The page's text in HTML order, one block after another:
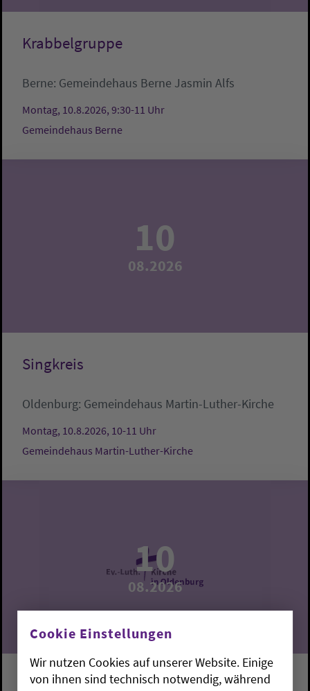
Krabbelgruppe
Berne: Gemeindehaus Berne Jasmin Alfs
Montag, 10.8.2026, 9:30-11 Uhr
Gemeindehaus Berne
10
08.2026
Singkreis
Oldenburg: Gemeindehaus Martin-Luther-Kirche
Montag, 10.8.2026, 10-11 Uhr
Gemeindehaus Martin-Luther-Kirche
10
08.2026
Krabbelgruppe
Cookie Einstellungen
Wir nutzen Cookies auf unserer Website. Einige
von ihnen sind technisch notwendig, während